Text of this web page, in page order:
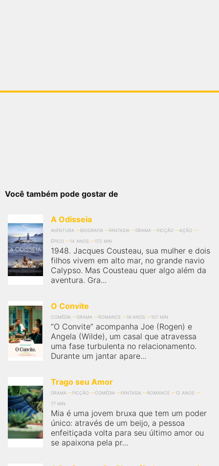
Você também pode gostar de
A Odisseia
AVENTURA BIOGRAFIA FANTASIA DRAMA FICÇÃO
AÇÃO
ÉPICO
14 ANOS 172 MIN
1948. Jacques Cousteau, sua mulher e dois
filhos vivem em alto mar, no grande navio
Calypso. Mas Cousteau quer algo além da
aventura. Gra...
O Convite
COMÉDIA DRAMA ROMANCE 16 ANOS 107 MIN
“O Convite” acompanha Joe (Rogen) e
Angela (Wilde), um casal que atravessa
uma fase turbulenta no relacionamento.
Durante um jantar apare...
Trago seu Amor
DRAMA FICÇÃO COMÉDIA FANTASIA ROMANCE
12 ANOS
77 MIN
Mia é uma jovem bruxa que tem um poder
único: através de um beijo, a pessoa
enfeitiçada volta para seu último amor ou
se apaixona pela pr...